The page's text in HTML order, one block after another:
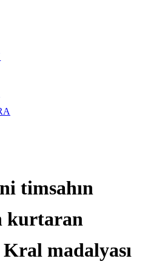
timsahın
kurtaran
madalyası